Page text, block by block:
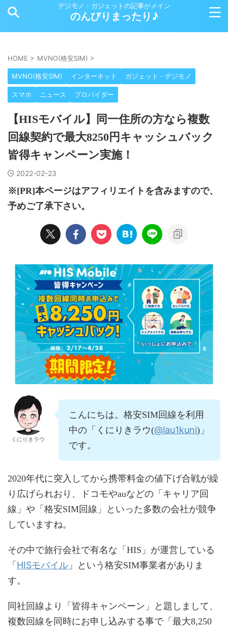
デジモノ・ガジェットの記事がメイン
のんびりまったり♪
HOME > MVNO(格安SIM) >
MVNO(格安SIM) インターネット ガジェット・デジモノ
スマホ ニュース プロバイダー
【HISモバイル】同一住所の方なら複数
回線契約で最大8250円キャッシュバック
皆得キャンペーン実施！
2022-02-23
※[PR]本ページはアフィリエイトを含みますので、
予めご了承下さい。
くにりきラウ
こんにちは。格安SIM回線を利用
中の「くにりきラウ(@lau1kuni)」
です。
2020年代に突入してから携帯料金の値下げ合戦が繰
り広げられおり、ドコモやauなどの「キャリア回
線」や「格安SIM回線」といった多数の会社が競争
していますね。
その中で旅行会社で有名な「HIS」が運営している
「 HISモバイル 」という格安SIM事業者がありま
す。
同社回線より「皆得キャンペーン」と題しまして、
複数回線を同時にお申し込みする事で「最大8,250